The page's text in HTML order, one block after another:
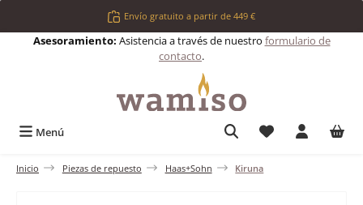
Saltar al contenido principalEnvío gratuito a partir de 449 €
Asesoramiento: Asistencia a través de nuestro formulario de
contacto.
Menú Tienes 0
Inicio Piezas de repuesto Haas+Sohn Kiruna